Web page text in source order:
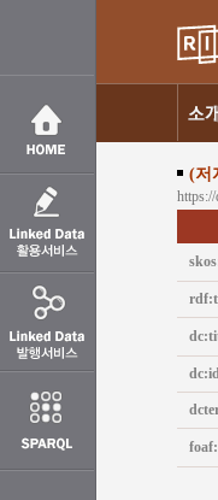
(저